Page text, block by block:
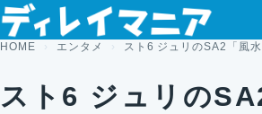
コンテンツへスキップ
HOME エンタメ スト6 ジュリのSA2「風
スト6 ジュリの